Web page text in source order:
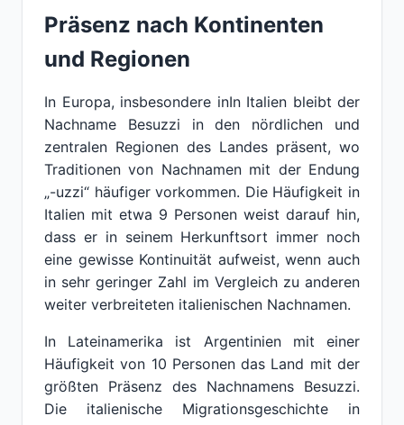
Präsenz nach Kontinenten
und Regionen
In Europa, insbesondere inIn Italien bleibt der
Nachname Besuzzi in den nördlichen und
zentralen Regionen des Landes präsent, wo
Traditionen von Nachnamen mit der Endung
„-uzzi“ häufiger vorkommen. Die Häufigkeit in
Italien mit etwa 9 Personen weist darauf hin,
dass er in seinem Herkunftsort immer noch
eine gewisse Kontinuität aufweist, wenn auch
in sehr geringer Zahl im Vergleich zu anderen
weiter verbreiteten italienischen Nachnamen.
In Lateinamerika ist Argentinien mit einer
Häufigkeit von 10 Personen das Land mit der
größten Präsenz des Nachnamens Besuzzi.
Die italienische Migrationsgeschichte in